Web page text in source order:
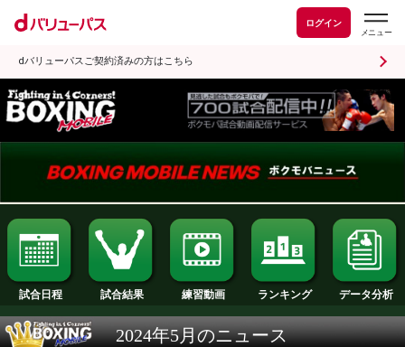
ログイン
dバリューパスご契約済みの方はこちら